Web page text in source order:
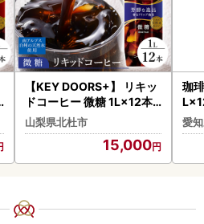
【KEY DOORS+】 リキッ
ドコーヒー 微糖 1L×12本
アイスコーヒー [h146]
山梨県北杜市
15,000
珈
愛